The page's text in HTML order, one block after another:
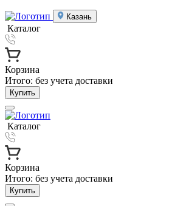
Казань
Каталог
Корзина
Итого: без учета доставки
Купить
Каталог
Корзина
Итого: без учета доставки
Купить